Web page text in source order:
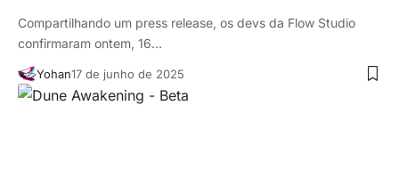
Compartilhando um press release, os devs da Flow Studio
confirmaram ontem, 16…
Yohan17 de junho de 2025